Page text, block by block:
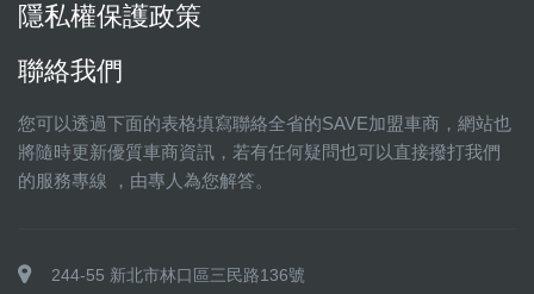
隱私權保護政策
聯絡我們
您可以透過下面的表格填寫聯絡全省的SAVE加盟車商，網站也
將隨時更新優質車商資訊，若有任何疑問也可以直接撥打我們
的服務專線 ，由專人為您解答。
244-55 新北市林口區三民路136號